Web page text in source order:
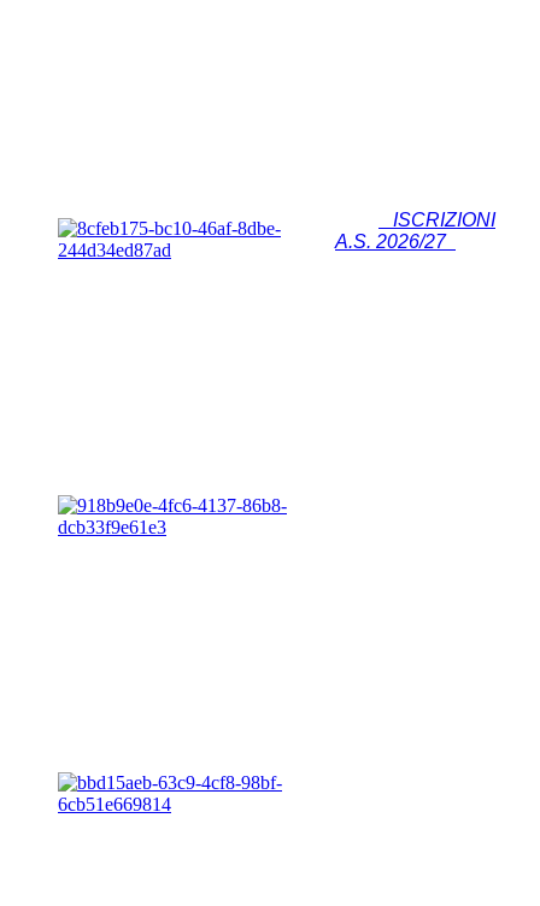
ISCRIZIONI
A.S. 2026/27